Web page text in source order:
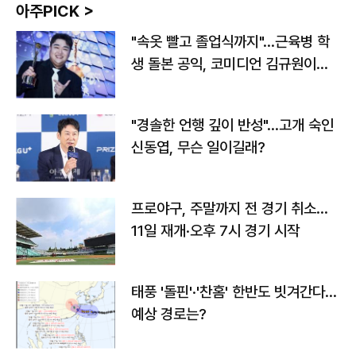
아주PICK >
"속옷 빨고 졸업식까지"…근육병 학
생 돌본 공익, 코미디언 김규원이었
"경솔한 언행 깊이 반성"…고개 숙인
신동엽, 무슨 일이길래?
프로야구, 주말까지 전 경기 취소…
11일 재개·오후 7시 경기 시작
태풍 '돌핀'·'찬홈' 한반도 빗겨간다…
예상 경로는?